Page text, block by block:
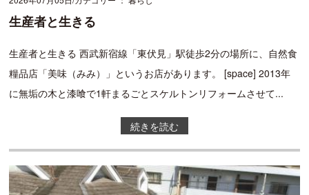
生産者と生きる
生産者と生きる 西武新宿線「東伏見」駅徒歩2分の場所に、自然食
糧品店「美味（みみ）」というお店があります。 [space] 2013年
に無垢の木と漆喰で1軒まるごとスケルトンリフォームさせて...
続きを読む